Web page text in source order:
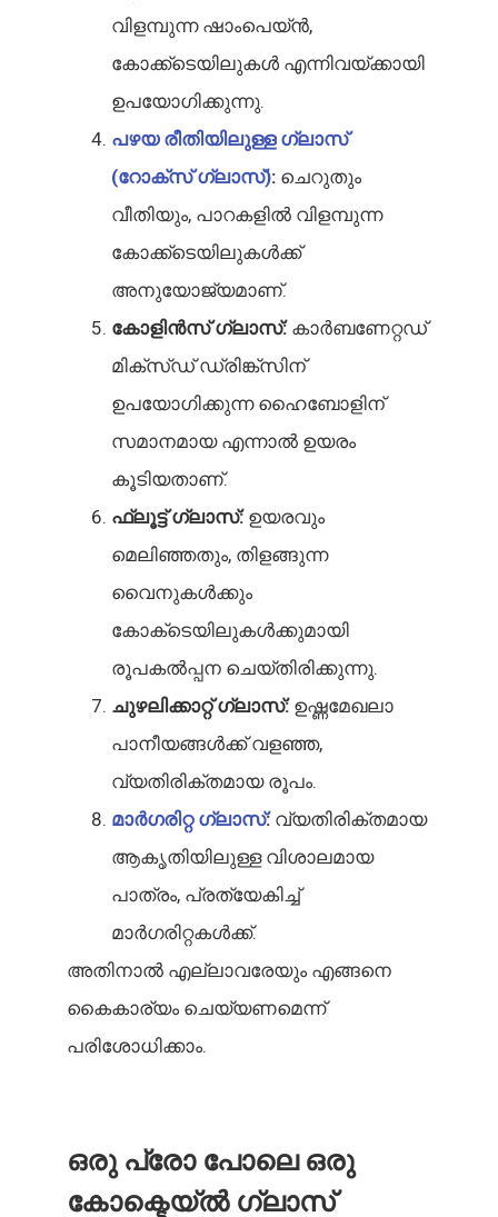
വിളമ്പുന്ന ഷാംപെയ്ൻ,
കോക്ക്ടെയിലുകൾ എന്നിവയ്ക്കായി
ഉപയോഗിക്കുന്നു.
പഴയ രീതിയിലുള്ള ഗ്ലാസ്
(റോക്സ് ഗ്ലാസ്): ചെറുതും
വീതിയും, പാറകളിൽ വിളമ്പുന്ന
കോക്ക്ടെയിലുകൾക്ക്
അനുയോജ്യമാണ്.
കോളിൻസ് ഗ്ലാസ്:കാർബണേറ്റഡ്
മിക്‌സ്ഡ് ഡ്രിങ്ക്‌സിന്
ഉപയോഗിക്കുന്ന ഹൈബോളിന്
സമാനമായ എന്നാൽ ഉയരം
കൂടിയതാണ്.
ഫ്ലൂട്ട് ഗ്ലാസ്:ഉയരവും
മെലിഞ്ഞതും, തിളങ്ങുന്ന
വൈനുകൾക്കും
കോക്‌ടെയിലുകൾക്കുമായി
രൂപകൽപ്പന ചെയ്‌തിരിക്കുന്നു.
ചുഴലിക്കാറ്റ് ഗ്ലാസ്:ഉഷ്ണമേഖലാ
പാനീയങ്ങൾക്ക് വളഞ്ഞ,
വ്യതിരിക്തമായ രൂപം.
മാർഗരിറ്റ ഗ്ലാസ്:വ്യതിരിക്തമായ
ആകൃതിയിലുള്ള വിശാലമായ
പാത്രം, പ്രത്യേകിച്ച്
മാർഗരിറ്റകൾക്ക്.
അതിനാൽ എല്ലാവരേയും എങ്ങനെ
കൈകാര്യം ചെയ്യണമെന്ന്
പരിശോധിക്കാം.
ഒരു പ്രോ പോലെ ഒരു
കോക്ടെയ്ൽ ഗ്ലാസ്